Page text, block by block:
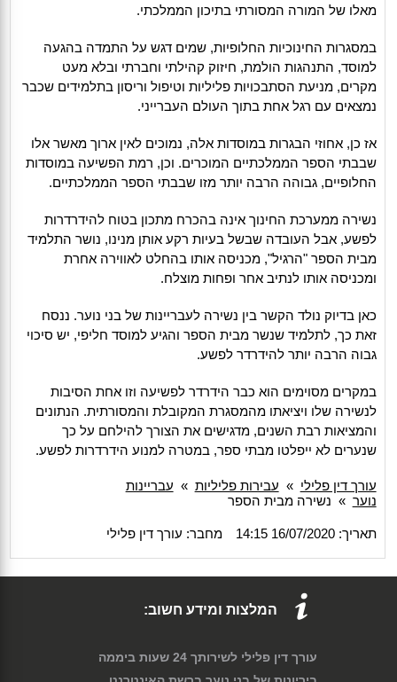
מאלו של המורה המסורתי בתיכון הממלכתי.
במסגרות החינוכיות החלופיות, שמים דגש על התמדה בהגעה
למוסד, התנהגות הולמת, חיזוק קהילתי וחברתי ובלא מעט
מקרים, מניעת הסתבכויות פליליות וטיפול וריסון בתלמידים שכבר
נמצאים עם רגל אחת בתוך העולם העברייני.
אז כן, אחוזי הבגרות במוסדות אלה, נמוכים לאין ארוך מאשר אלו
שבבתי הספר הממלכתיים המוכרים. וכן, רמת הפשיעה במוסדות
החלופיים, גבוהה הרבה יותר מזו שבבתי הספר הממלכתיים.
נשירה ממערכת החינוך אינה בהכרח מתכון בטוח להידרדרות
לפשע, אבל העובדה שבשל בעיות רקע אותן מנינו, נושר התלמיד
מבית הספר "הרגיל", מכניסה אותו בהחלט לאווירה אחרת
ומכניסה אותו לנתיב אחר ופחות מוצלח.
כאן בדיוק נולד הקשר בין נשירה לעבריינות של בני נוער. ננסח
זאת כך, לתלמיד שנשר מבית הספר והגיע למוסד חליפי, יש סיכוי
גבוה הרבה יותר להידרדר לפשע.
במקרים מסוימים הוא כבר הידרדר לפשיעה וזו אחת הסיבות
לנשירה שלו ויציאתו מהמסגרת המקובלת והמסורתית. הנתונים
והמציאות רבת השנים, מדגישים את הצורך להילחם על כך
שנערים לא ייפלטו מבתי ספר, במטרה למנוע הידרדרות לפשע.
עורך דין פלילי » עבירות פליליות » עבריינות
נוער » נשירה מבית הספר
תאריך: 16/07/2020 14:15 מחבר: עורך דין פלילי
המלצות ומידע חשוב:
עורך דין פלילי לשירותך 24 שעות ביממה